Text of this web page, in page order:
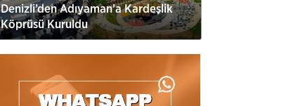
Denizli’den Adıyaman’a Kardeşlik
Köprüsü Kuruldu